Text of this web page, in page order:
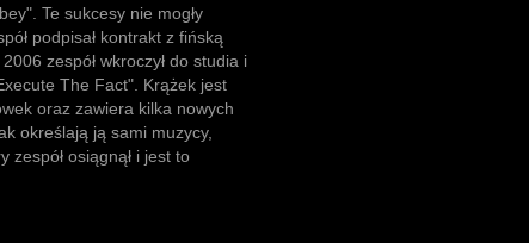
Te sukcesy nie mogły
podpisał kontrakt z fińską
zespół wkroczył do studia i
The Fact". Krążek jest
oraz zawiera kilka nowych
określają ją sami muzycy,
zespół osiągnął i jest to